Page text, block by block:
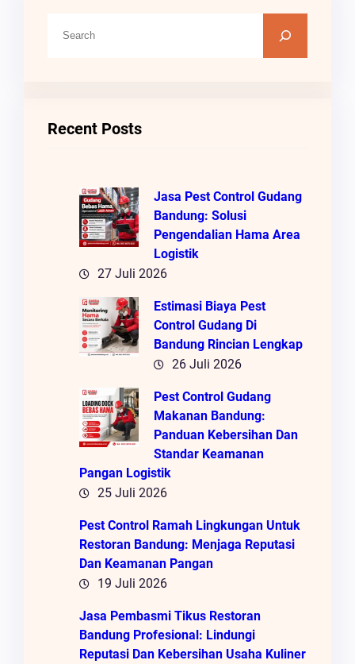
Recent Posts
Jasa Pest Control Gudang
Bandung: Solusi
Pengendalian Hama Area
Logistik
27 Juli 2026
Estimasi Biaya Pest
Control Gudang Di
Bandung Rincian Lengkap
26 Juli 2026
Pest Control Gudang
Makanan Bandung:
Panduan Kebersihan Dan
Standar Keamanan
Pangan Logistik
25 Juli 2026
Pest Control Ramah Lingkungan Untuk
Restoran Bandung: Menjaga Reputasi
Dan Keamanan Pangan
19 Juli 2026
Jasa Pembasmi Tikus Restoran
Bandung Profesional: Lindungi
Reputasi Dan Kebersihan Usaha Kuliner